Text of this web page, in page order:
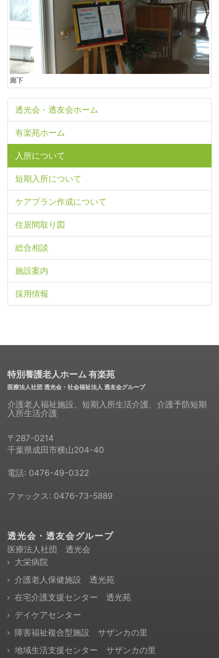
廊下
透光会・透友会ホーム
有楽苑ホーム
入所について
短期入所について
ケアプラン作成について
住居間取り図
総合相談
施設案内
採用情報
特別養護老人ホーム 有楽苑
医療法人社団 透光会・社会福祉法人 透友会グループ
介護老人福祉施設、短期入所生活介護、介護予防短期
入所生活介護
〒287-0214
千葉県成田市横山204-40
電話: 0476-49-0322
ファックス: 0476-73-5889
透光会・透友会グループ
医療法人社団 透光会
大栄病院
介護老人保健施設 透光苑
在宅介護支援センター 透光苑
デイケアセンター
障害福祉複合型施設 サザンカの里
地域生活支援センター サザンカの里